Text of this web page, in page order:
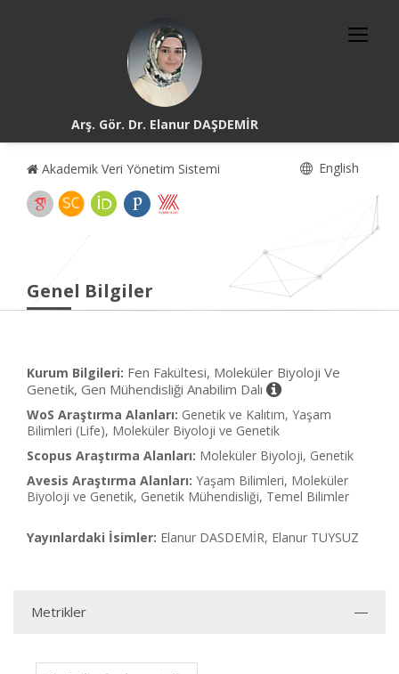
Arş. Gör. Dr. Elanur DAŞDEMİR
Akademik Veri Yönetim Sistemi English
Genel Bilgiler
Kurum Bilgileri: Fen Fakültesi, Moleküler Biyoloji Ve
Genetik, Gen Mühendisliği Anabilim Dalı
WoS Araştırma Alanları: Genetik ve Kalıtım, Yaşam
Bilimleri (Life), Moleküler Biyoloji ve Genetik
Scopus Araştırma Alanları: Moleküler Biyoloji, Genetik
Avesis Araştırma Alanları: Yaşam Bilimleri, Moleküler
Biyoloji ve Genetik, Genetik Mühendisliği, Temel Bilimler
Yayınlardaki İsimler: Elanur DASDEMİR, Elanur TUYSUZ
Metrikler